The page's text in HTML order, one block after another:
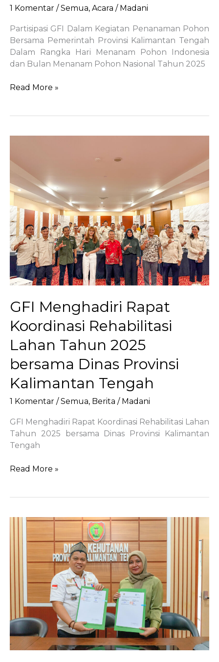
1 Komentar /Semua, Acara / Madani
Partisipasi GFI Dalam Kegiatan Penanaman Pohon
Bersama Pemerintah Provinsi Kalimantan Tengah
Dalam Rangka Hari Menanam Pohon Indonesia
dan Bulan Menanam Pohon Nasional Tahun 2025
Partisipasi
Penanaman
Pemerintah
Provinsi
Kalimantan
Tengah
Dalam
Rangka
Hari
Menanam
Pohon
Indonesia
dan
Menanam
Pohon
Nasional
Tahun
2025
Read More »
GFI Menghadiri Rapat
Koordinasi Rehabilitasi
Lahan Tahun 2025
bersama Dinas Provinsi
Kalimantan Tengah
1 Komentar /Semua, Berita / Madani
GFI Menghadiri Rapat Koordinasi Rehabilitasi Lahan
Tahun 2025 bersama Dinas Provinsi Kalimantan
Tengah
GFI
Rehabilitasi
Lahan
Tahun
bersama
Dinas
Provinsi
Kalimantan
Tengah
Read More »